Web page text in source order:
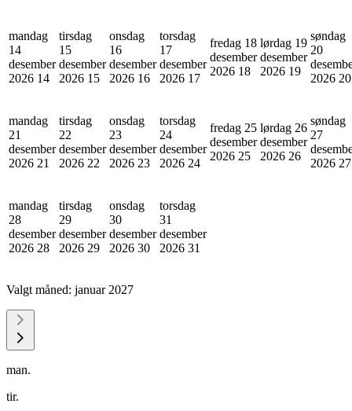
mandag
14
desember
2026 14
tirsdag
15
desember
2026 15
onsdag
16
desember
2026 16
torsdag
17
desember
2026 17
fredag 18
desember
2026 18
lørdag 19
desember
2026 19
søndag
20
2026 20
mandag
21
desember
2026 21
tirsdag
22
desember
2026 22
onsdag
23
desember
2026 23
torsdag
24
desember
2026 24
fredag 25
desember
2026 25
lørdag 26
desember
2026 26
søndag
27
2026 27
mandag
28
desember
2026 28
tirsdag
29
desember
2026 29
onsdag
30
desember
2026 30
torsdag
31
desember
2026 31
Valgt måned: januar 2027
man.
tir.